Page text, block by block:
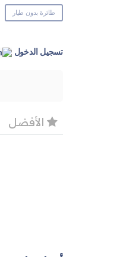
طائرة بدون طيار
تسجيل الدخول